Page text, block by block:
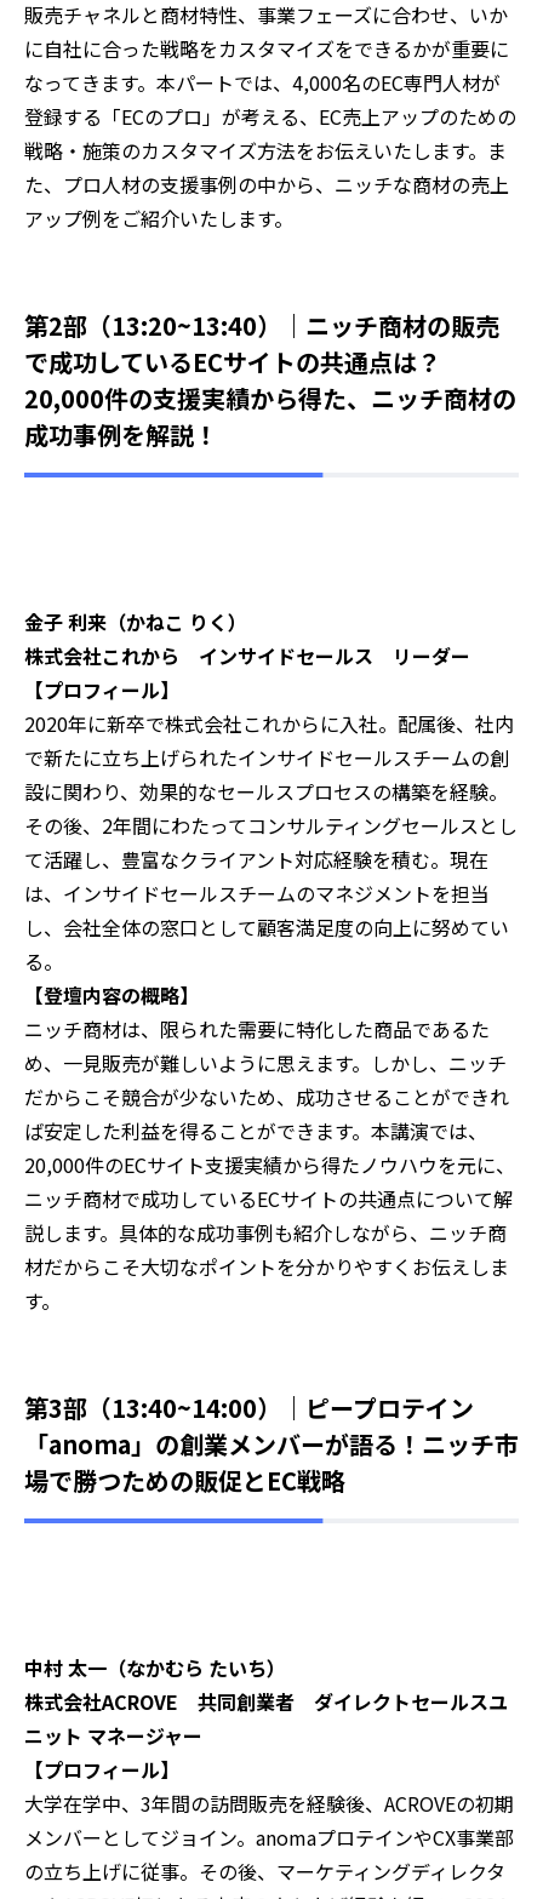
販売チャネルと商材特性、事業フェーズに合わせ、いか
に自社に合った戦略をカスタマイズをできるかが重要に
なってきます。本パートでは、4,000名のEC専門人材が
登録する「ECのプロ」が考える、EC売上アップのための
戦略・施策のカスタマイズ方法をお伝えいたします。ま
た、プロ人材の支援事例の中から、ニッチな商材の売上
アップ例をご紹介いたします。
第2部（13:20~13:40）｜ ニッチ商材の販売
で成功しているECサイトの共通点は？
20,000件の支援実績から得た、ニッチ商材の
成功事例を解説！
金子 利来（かねこ りく）
株式会社これから インサイドセールス リーダー
【プロフィール】
2020年に新卒で株式会社これからに入社。配属後、社内
で新たに立ち上げられたインサイドセールスチームの創
設に関わり、効果的なセールスプロセスの構築を経験。
その後、2年間にわたってコンサルティングセールスとし
て活躍し、豊富なクライアント対応経験を積む。現在
は、インサイドセールスチームのマネジメントを担当
し、会社全体の窓口として顧客満足度の向上に努めてい
る。
【登壇内容の概略】‍
ニッチ商材は、限られた需要に特化した商品であるた
め、一見販売が難しいように思えます。しかし、ニッチ
だからこそ競合が少ないため、成功させることができれ
ば安定した利益を得ることができます。本講演では、
20,000件のECサイト支援実績から得たノウハウを元に、
ニッチ商材で成功しているECサイトの共通点について解
説します。具体的な成功事例も紹介しながら、ニッチ商
材だからこそ大切なポイントを分かりやすくお伝えしま
す。
第3部（13:40~14:00）｜ピープロテイン
「anoma」の創業メンバーが語る！ニッチ市
場で勝つための販促とEC戦略
中村 太一（なかむら たいち）
株式会社ACROVE 共同創業者 ダイレクトセールスユ
ニット マネージャー
【プロフィール】
大学在学中、3年間の訪問販売を経験後、ACROVEの初期
メンバーとしてジョイン。anomaプロテインやCX事業部
の立ち上げに従事。その後、マーケティングディレクタ